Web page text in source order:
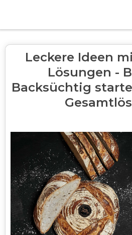
Leckere Ideen
Lösungen -
Backsüchtig